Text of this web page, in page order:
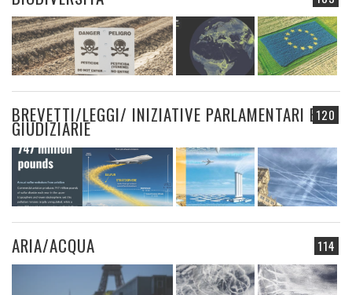
120
BREVETTI/LEGGI/ INIZIATIVE PARLAMENTARI E
GIUDIZIARIE
114
ARIA/ACQUA